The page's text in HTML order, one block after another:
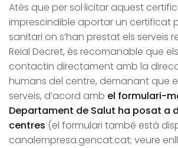
Atès que per sol·licitar aquest
imprescindible aportar un certificat
sanitari on s’han prestat els serveis
Reial Decret, és recomanable que
contactin directament amb la
humans del centre, demanant que
serveis, d’acord amb el formulari-
Departament de Salut ha posat a
centres (el formulari també està
canalempresa.gencat.cat; veure